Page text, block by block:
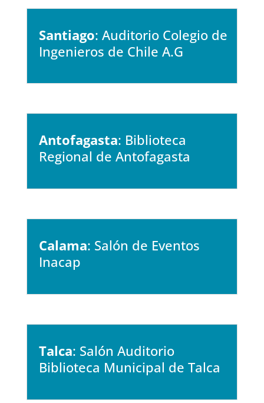
Santiago: Auditorio Colegio de
Ingenieros de Chile A.G
Antofagasta: Biblioteca
Regional de Antofagasta
Calama: Salón de Eventos
Inacap
Talca: Salón Auditorio
Biblioteca Municipal de Talca